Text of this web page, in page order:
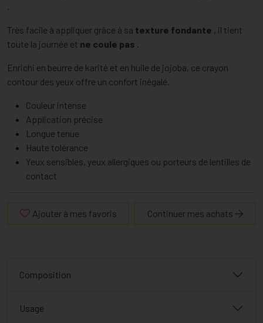
.
Très facile à appliquer grâce à sa texture fondante , il tient
toute la journée et ne coule pas .
Enrichi en beurre de karité et en huile de jojoba, ce crayon
contour des yeux offre un confort inégalé.
Couleur intense
Application précise
Longue tenue
Haute tolérance
Yeux sensibles, yeux allergiques ou porteurs de lentilles de
contact
Ajouter à mes favoris Continuer mes achats
Composition
Usage